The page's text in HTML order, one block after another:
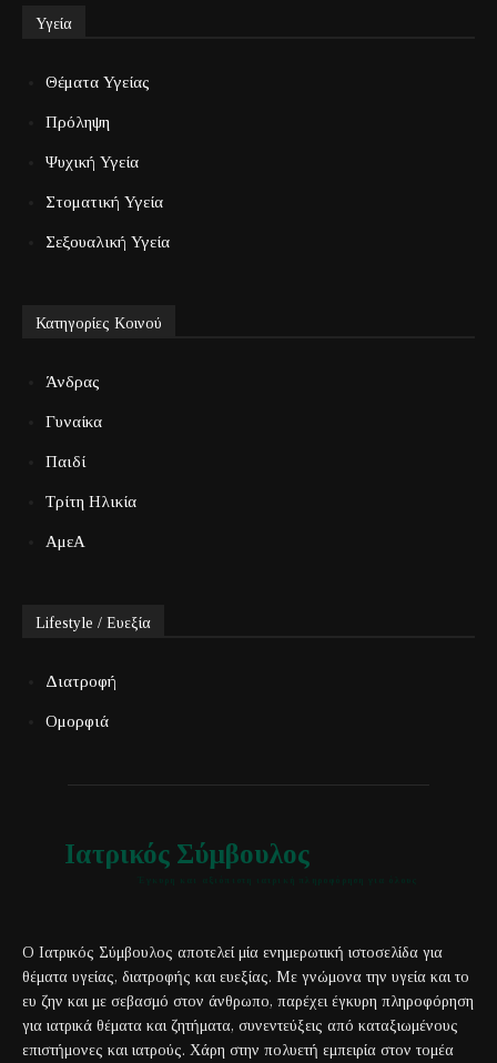
Υγεία
Θέματα Υγείας
Πρόληψη
Ψυχική Υγεία
Στοματική Υγεία
Σεξουαλική Υγεία
Κατηγορίες Κοινού
Άνδρας
Γυναίκα
Παιδί
Τρίτη Ηλικία
ΑμεΑ
Lifestyle / Ευεξία
Διατροφή
Ομορφιά
Ιατρικός Σύμβουλος
Ο Ιατρικός Σύμβουλος αποτελεί μία ενημερωτική ιστοσελίδα για
θέματα υγείας, διατροφής και ευεξίας. Με γνώμονα την υγεία και το
ευ ζην και με σεβασμό στον άνθρωπο, παρέχει έγκυρη πληροφόρηση
για ιατρικά θέματα και ζητήματα, συνεντεύξεις από καταξιωμένους
επιστήμονες και ιατρούς. Χάρη στην πολυετή εμπειρία στον τομέα